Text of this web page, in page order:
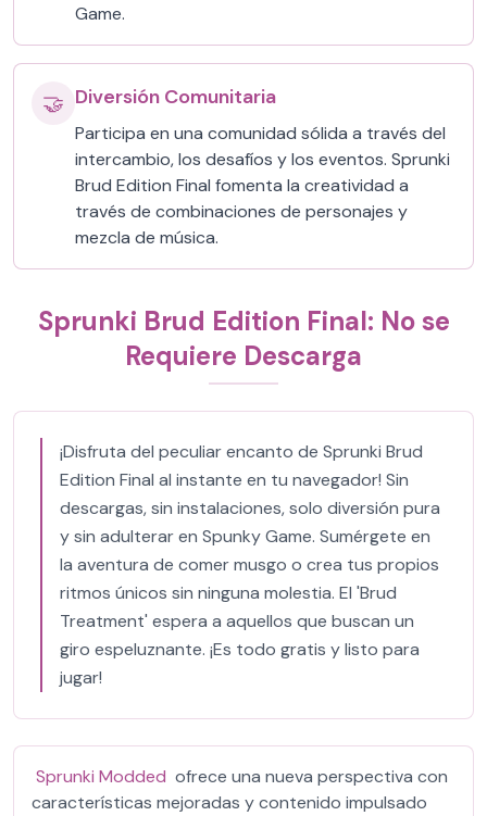
Game.
🤝 Diversión Comunitaria
Participa en una comunidad sólida a través del
intercambio, los desafíos y los eventos. Sprunki
Brud Edition Final fomenta la creatividad a
través de combinaciones de personajes y
mezcla de música.
Sprunki Brud Edition Final: No se
Requiere Descarga
¡Disfruta del peculiar encanto de Sprunki Brud
Edition Final al instante en tu navegador! Sin
descargas, sin instalaciones, solo diversión pura
y sin adulterar en Spunky Game. Sumérgete en
la aventura de comer musgo o crea tus propios
ritmos únicos sin ninguna molestia. El 'Brud
Treatment' espera a aquellos que buscan un
giro espeluznante. ¡Es todo gratis y listo para
jugar!
Sprunki Modded ofrece una nueva perspectiva con
características mejoradas y contenido impulsado